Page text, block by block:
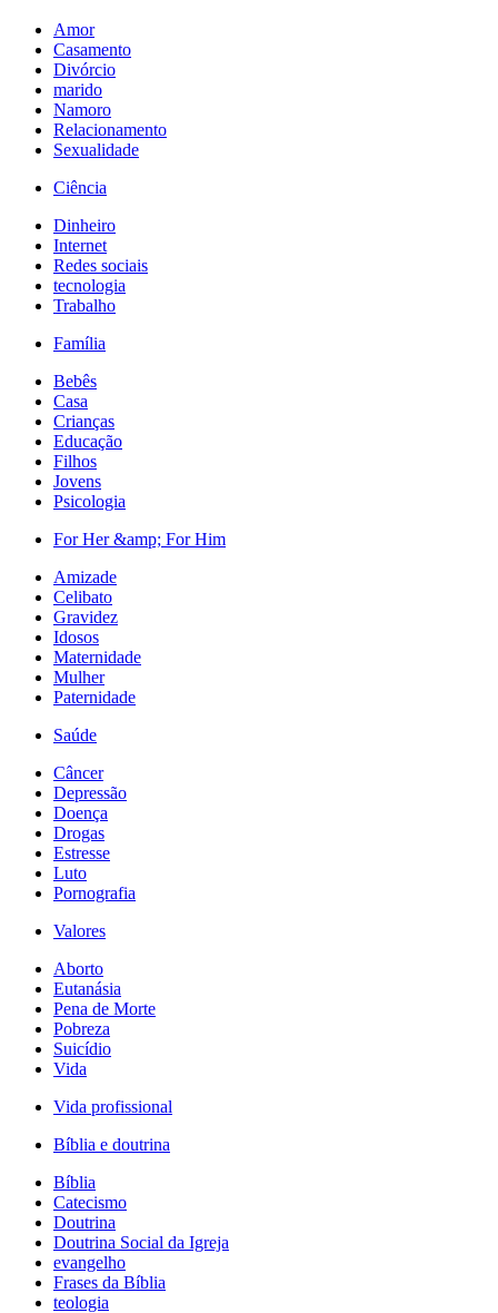
Amor
Casamento
Divórcio
marido
Namoro
Relacionamento
Sexualidade
Ciência
Dinheiro
Internet
Redes sociais
tecnologia
Trabalho
Família
Bebês
Casa
Crianças
Educação
Filhos
Jovens
Psicologia
For Her &amp; For Him
Amizade
Celibato
Gravidez
Idosos
Maternidade
Mulher
Paternidade
Saúde
Câncer
Depressão
Doença
Drogas
Estresse
Luto
Pornografia
Valores
Aborto
Eutanásia
Pena de Morte
Pobreza
Suicídio
Vida
Vida profissional
Bíblia e doutrina
Bíblia
Catecismo
Doutrina
Doutrina Social da Igreja
evangelho
Frases da Bíblia
teologia